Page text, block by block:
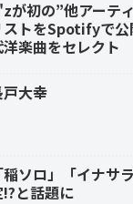
が初の”他アーテ
ストをSpotifyで
楽曲をセレクト
大幸
稲ソロ」「イナサ
!?と話題に